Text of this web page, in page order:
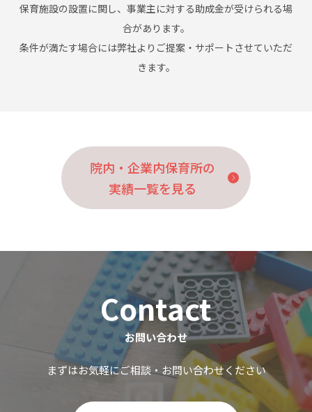
保育施設の設置に関し、事業主に対する助成金が受けられる場
合があります。
条件が満たす場合には弊社よりご提案・サポートさせていただ
きます。
院内・企業内保育所の
実績一覧を見る
Contact
お問い合わせ
まずはお気軽にご相談・お問い合わせください